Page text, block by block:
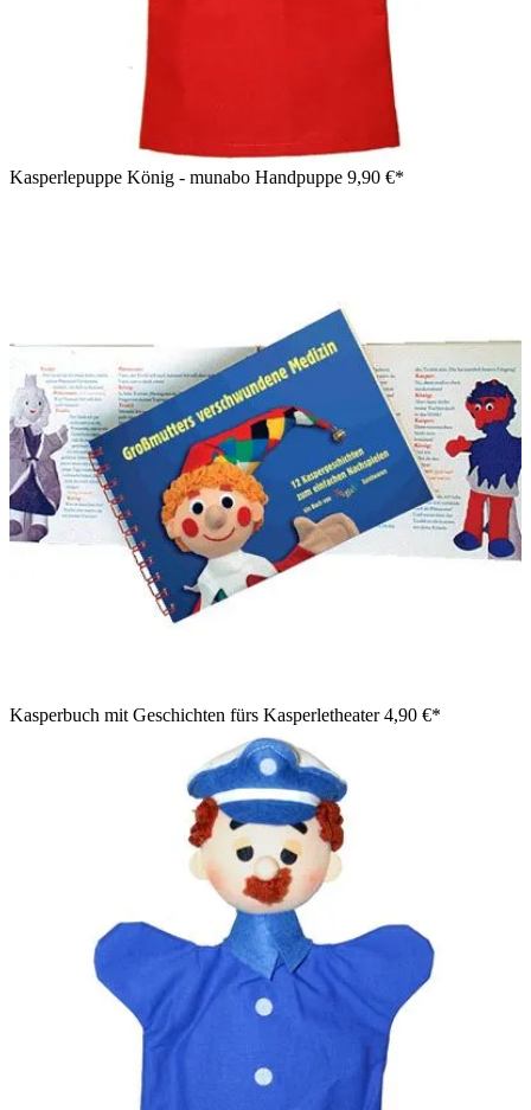
Kasperlepuppe König - munabo Handpuppe 9,90 €*
Kasperbuch mit Geschichten fürs Kasperletheater4,90 €*